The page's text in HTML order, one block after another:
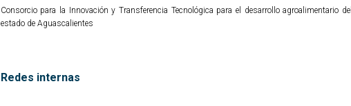
Consorcio para la Innovación y Transferencia Tecnológica para el desarrollo agroalimentario del
estado de Aguascalientes
Redes internas